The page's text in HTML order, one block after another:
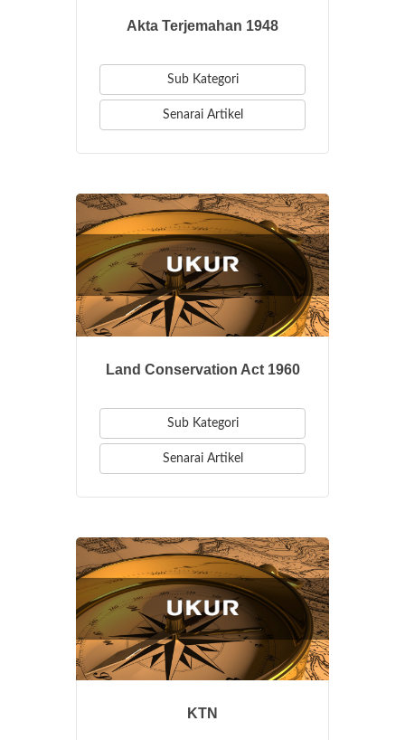
Akta Terjemahan 1948
Sub Kategori
Senarai Artikel
Land Conservation Act 1960
Sub Kategori
Senarai Artikel
KTN